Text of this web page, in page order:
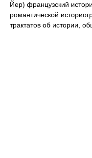
Йер) французский
романтической
трактатов об истории,